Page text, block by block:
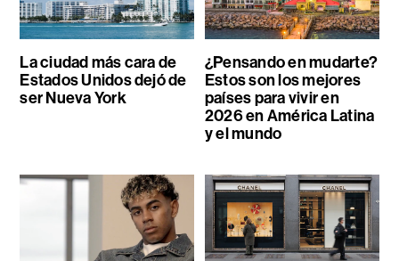
La ciudad más cara de
Estados Unidos dejó de
ser Nueva York
¿Pensando en mudarte?
Estos son los mejores
países para vivir en
2026 en América Latina
y el mundo